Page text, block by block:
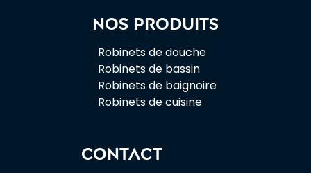
Nos produits
Robinets de douche
Robinets de bassin
Robinets de baignoire
Robinets de cuisine
CONTACT